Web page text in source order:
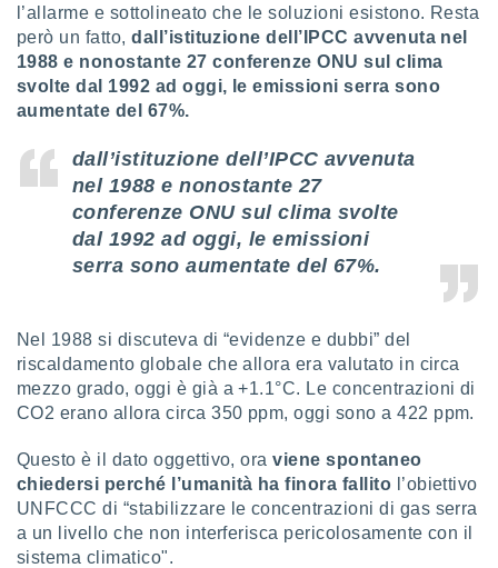
l’allarme e sottolineato che le soluzioni esistono. Resta
però un fatto,dall’istituzione dell’IPCC avvenuta nel
1988 e nonostante 27 conferenze ONU sul clima
svolte dal 1992 ad oggi, le emissioni serra sono
aumentate del 67%.
dall’istituzione dell’IPCC avvenuta
nel 1988 e nonostante 27
conferenze ONU sul clima svolte
dal 1992 ad oggi, le emissioni
serra sono aumentate del 67%.
Nel 1988 si discuteva di “evidenze e dubbi” del
riscaldamento globale che allora era valutato in circa
mezzo grado, oggi è già a +1.1°C. Le concentrazioni di
CO2 erano allora circa 350 ppm, oggi sono a 422 ppm.
Questo è il dato oggettivo, oraviene spontaneo
chiedersi perché l’umanità ha finora fallito l’obiettivo
UNFCCC di “stabilizzare le concentrazioni di gas serra
a un livello che non interferisca pericolosamente con il
sistema climatico".